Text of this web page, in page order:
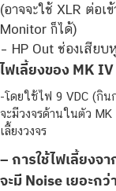
(อาจจะใช้ XLR ต่อเ
Monitor ก็ได้)
– HP Out ช่องเสียบ
ไฟเลี้ยงของ MK
-โดยใช้ไฟ 9 VDC (กิ
จะมีวงจรด้านในตัว
เลี้ยงวงจร
– การใช้ไฟเลี้ยงจ
จะมี Noise เยอะกว่